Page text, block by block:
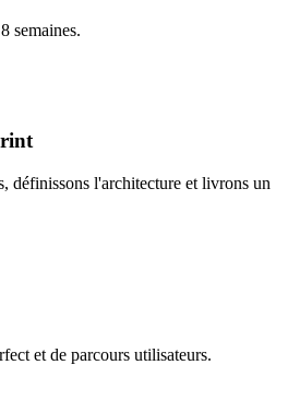
semaines.
définissons l'architecture et livrons un
et de parcours utilisateurs.